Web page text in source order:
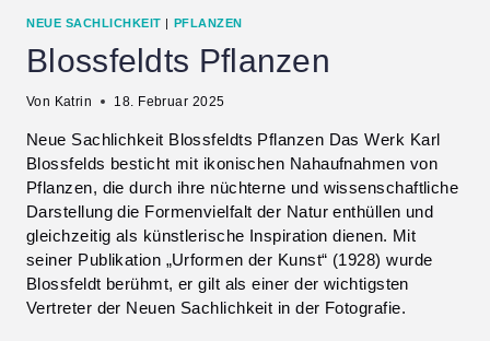
NEUE SACHLICHKEIT | PFLANZEN
Blossfeldts Pflanzen
Von Katrin 18. Februar 2025
Neue Sachlichkeit Blossfeldts Pflanzen Das Werk Karl
Blossfelds besticht mit ikonischen Nahaufnahmen von
Pflanzen, die durch ihre nüchterne und wissenschaftliche
Darstellung die Formenvielfalt der Natur enthüllen und
gleichzeitig als künstlerische Inspiration dienen. Mit
seiner Publikation „Urformen der Kunst“ (1928) wurde
Blossfeldt berühmt, er gilt als einer der wichtigsten
Vertreter der Neuen Sachlichkeit in der Fotografie.